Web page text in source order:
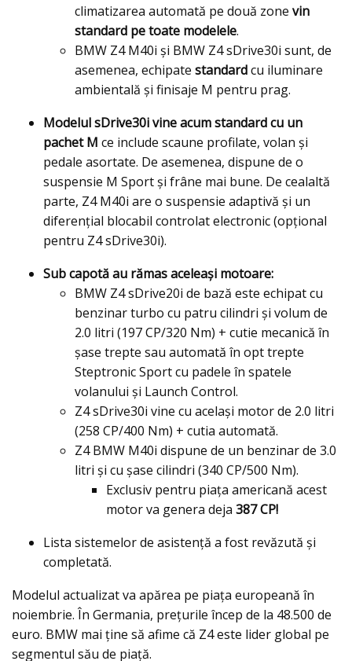
climatizarea automată pe două zone vin
standard pe toate modelele.
BMW Z4 M40i și BMW Z4 sDrive30i sunt, de
asemenea, echipate standardcu iluminare
ambientală și finisaje M pentru prag.
Modelul sDrive30i vine acum standard cu un
pachet M ce include scaune profilate, volan și
pedale asortate. De asemenea, dispune de o
suspensie M Sport și frâne mai bune. De cealaltă
parte, Z4 M40i are o suspensie adaptivă și un
diferențial blocabil controlat electronic (opţional
pentru Z4 sDrive30i).
Sub capotă au rămas aceleaşi motoare:
BMW Z4 sDrive20i de bază este echipat cu
benzinar turbo cu patru cilindri şi volum de
2.0 litri (197 CP/320 Nm) + cutie mecanică în
şase trepte sau automată în opt trepte
Steptronic Sport cu padele în spatele
volanului şi Launch Control.
Z4 sDrive30i vine cu acelaşi motor de 2.0 litri
(258 CP/400 Nm) + cutia automată.
Z4 BMW M40i dispune de un benzinar de 3.0
litri şi cu șase cilindri (340 CP/500 Nm).
Exclusiv pentru piaţa americană acest
motor va genera deja 387 CP!
Lista sistemelor de asistenţă a fost revăzută şi
completată.
Modelul actualizat va apărea pe piața europeană în
noiembrie. În Germania, prețurile încep de la 48.500 de
euro. BMW mai ţine să afime că Z4 este lider global pe
segmentul său de piață.